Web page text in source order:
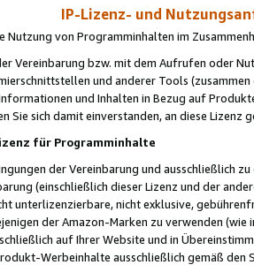
IP-Lizenz- und
Nutzung von Programminhalten im
Vereinbarung bzw. mit dem Aufrufen oder
und anderer Tools (zusammen
und Inhalten in Bezug auf
Sie sich damit einverstanden, an diese Lizenz
für Programminhalte
der Vereinbarung und ausschließlich
(einschließlich dieser Lizenz und der
unterlizenzierbare, nicht exklusive,
der Amazon-Marken zu verwenden
auf Ihrer Website und in
Werbeinhalte ausschließlich gemäß